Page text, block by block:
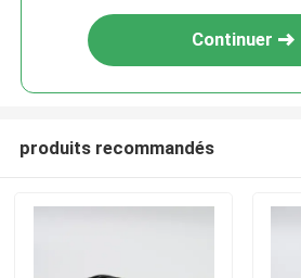
Continuer
produits recommandés